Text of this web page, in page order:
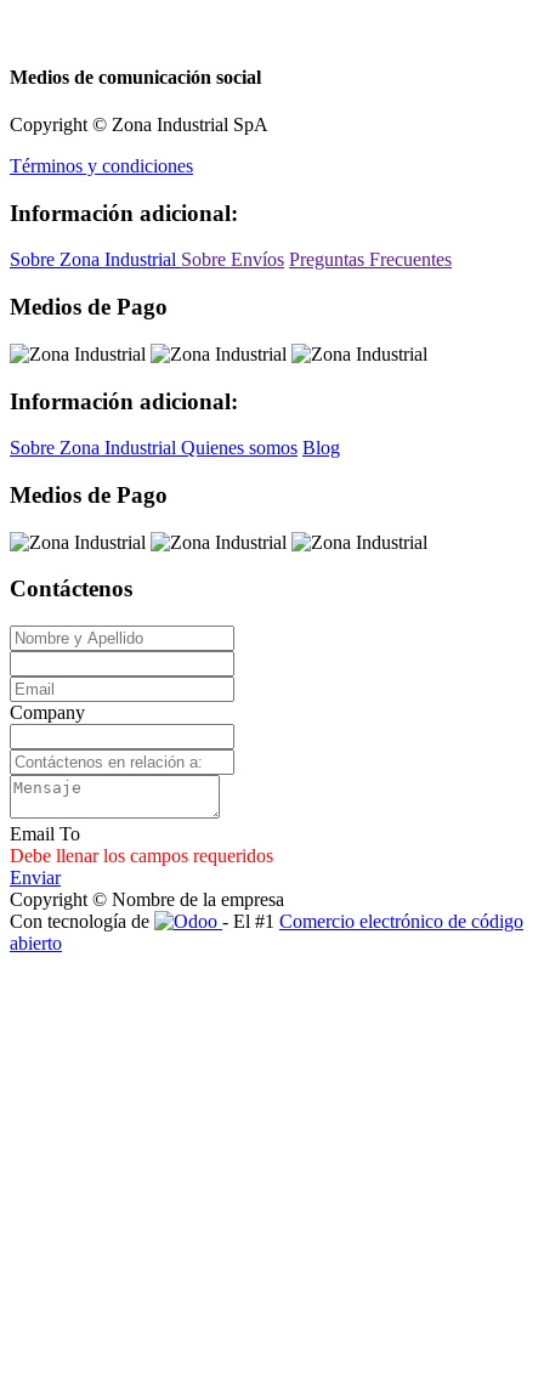
Medios de comunicación social
Copyright © Zona Industrial SpA
Términos y condiciones
Información adicional:
Sobre Zona Industrial Sobre Envíos Preguntas Frecuentes
Medios de Pago
Información adicional:
Sobre Zona Industrial Quienes somos Blog
Medios de Pago
Contáctenos
Company
Email To
Debe llenar los campos requeridos
Enviar
Copyright © Nombre de la empresa
Con tecnología de
- El #1 Comercio electrónico de código
abierto